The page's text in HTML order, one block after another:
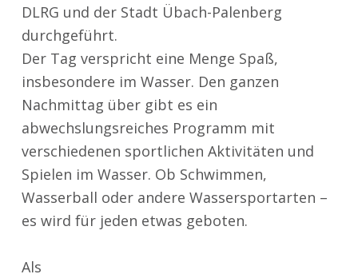
DLRG und der Stadt Übach-Palenberg
durchgeführt.
Der Tag verspricht eine Menge Spaß,
insbesondere im Wasser. Den ganzen
Nachmittag über gibt es ein
abwechslungsreiches Programm mit
verschiedenen sportlichen Aktivitäten und
Spielen im Wasser. Ob Schwimmen,
Wasserball oder andere Wassersportarten –
es wird für jeden etwas geboten.
Als